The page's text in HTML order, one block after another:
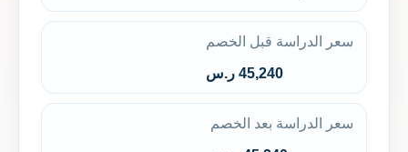
سعر الدراسة قبل الخصم
45,240 ر.س
سعر الدراسة بعد الخصم